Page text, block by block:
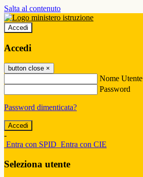
Salta al contenuto
Accedi
Accedi
button close ×
Nome Utente
Password
Password dimenticata?
-
Entra con SPID Entra con CIE
Seleziona utente